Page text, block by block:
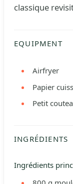
classique
EQUIPMENT
Airfryer
Papier
Petit
INGRÉDIENTS
Ingrédients